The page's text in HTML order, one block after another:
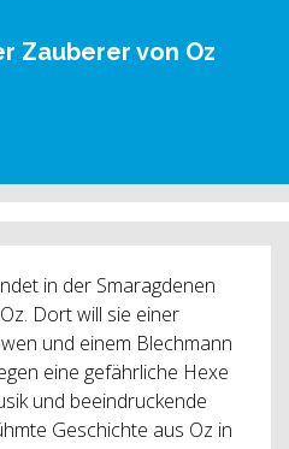
Zau­be­rer von Oz
in der Smaragdenen
Dort will sie einer
und einem Blechmann
eine gefährliche Hexe
und beeindruckende
Geschichte aus Oz in